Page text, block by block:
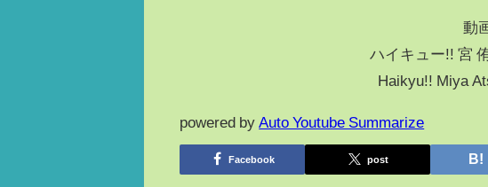
動
ハイキュー!! 宮
Haikyu!! Miya
powered by Auto Youtube Summarize
Facebook post